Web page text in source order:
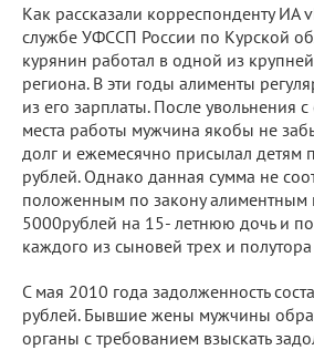
Как рассказали корреспонденту ИА
службе УФССП России по Курской
курянин работал в одной из
региона. В эти годы алименты
из его зарплаты. После увольнения
места работы мужчина якобы не
долг и ежемесячно присылал детям
рублей. Однако данная сумма не
положенным по закону алиментным
5000рублей на 15- летнюю дочь и
каждого из сыновей трех и полутора
С мая 2010 года задолженность
рублей. Бывшие жены мужчины
органы с требованием взыскать